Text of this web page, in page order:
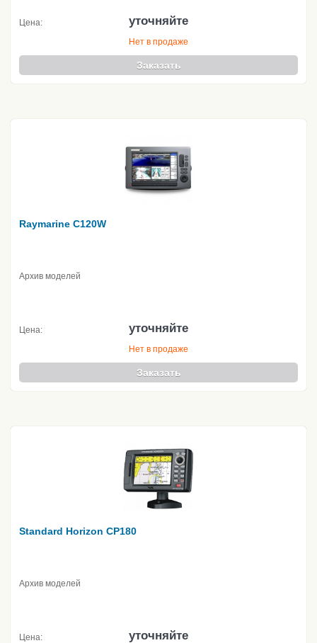
Цена: уточняйте
Нет в продаже
Заказать
Raymarine C120W
Архив моделей
Цена: уточняйте
Нет в продаже
Заказать
Standard Horizon CP180
Архив моделей
Цена: уточняйте